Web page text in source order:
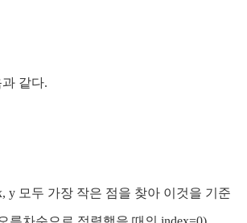
같다.
y 모두 가장 작은 점을 찾아 이것을 기준